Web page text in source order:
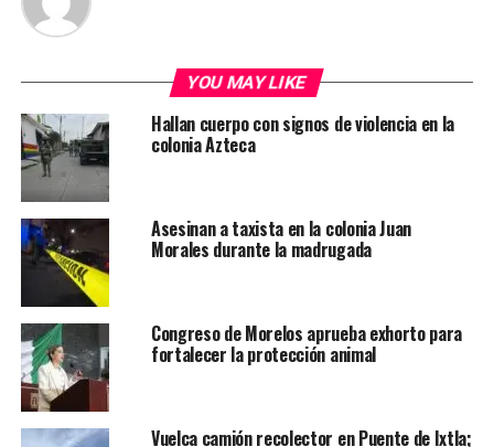
YOU MAY LIKE
Hallan cuerpo con signos de violencia en la
colonia Azteca
Asesinan a taxista en la colonia Juan
Morales durante la madrugada
Congreso de Morelos aprueba exhorto para
fortalecer la protección animal
Vuelca camión recolector en Puente de Ixtla;